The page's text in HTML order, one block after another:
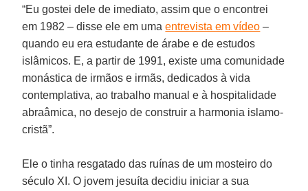
“Eu gostei dele de imediato, assim que o encontrei
em 1982 – disse ele em umaentrevista em vídeo –
quando eu era estudante de árabe e de estudos
islâmicos. E, a partir de 1991, existe uma comunidade
monástica de irmãos e irmãs, dedicados à vida
contemplativa, ao trabalho manual e à hospitalidade
abraâmica, no desejo de construir a harmonia islamo-
cristã”.
Ele o tinha resgatado das ruínas de um mosteiro do
século XI. O jovem jesuíta decidiu iniciar a sua